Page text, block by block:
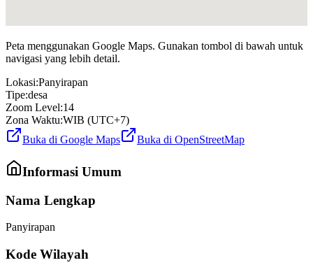
Peta menggunakan Google Maps. Gunakan tombol di bawah untuk
navigasi yang lebih detail.
Lokasi:Panyirapan
Tipe:desa
Zoom Level:14
Zona Waktu:WIB (UTC+7)
Buka di Google Maps
Buka di OpenStreetMap
Informasi Umum
Nama Lengkap
Panyirapan
Kode Wilayah